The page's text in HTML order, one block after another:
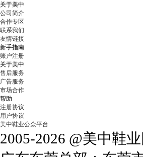
关于美中
公司简介
合作专区
联系我们
友情链接
新手指南
账户注册
关于美中
售后服务
广告服务
市场合作
帮助
注册协议
用户协议
美中鞋业公众平台
2005-2026 @美中鞋